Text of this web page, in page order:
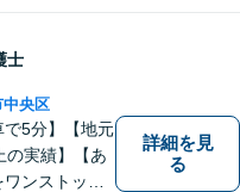
ください。
士
中央区
で5分】【地元
の実績】【あ
ンストップ
詳細を見
る